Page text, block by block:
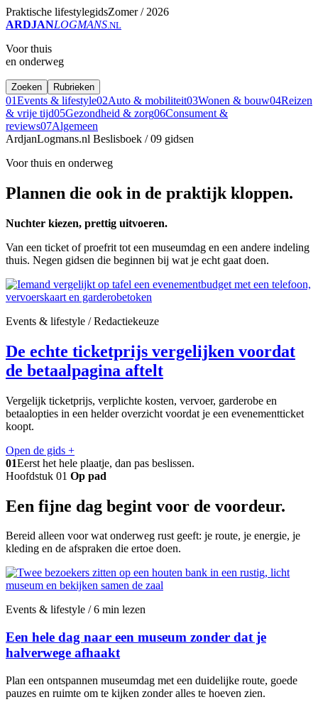
Praktische lifestylegidsZomer / 2026
ARDJANLOGMANS.NL
Voor thuis
en onderweg
Zoeken Rubrieken
01Events & lifestyle02Auto & mobiliteit03Wonen & bouw04Reizen
& vrije tijd05Gezondheid & zorg06Consument &
reviews07Algemeen
ArdjanLogmans.nl Beslisboek / 09 gidsen
Voor thuis en onderweg
Plannen die ook in de praktijk kloppen.
Nuchter kiezen, prettig uitvoeren.
Van een ticket of proefrit tot een museumdag en een andere indeling
thuis. Negen gidsen die beginnen bij wat je echt gaat doen.
Events & lifestyle / Redactiekeuze
De echte ticketprijs vergelijken voordat
de betaalpagina aftelt
Vergelijk ticketprijs, verplichte kosten, vervoer, garderobe en
betaalopties in een helder overzicht voordat je een evenementticket
koopt.
Open de gids +
01Eerst het hele plaatje, dan pas beslissen.
Hoofdstuk 01 Op pad
Een fijne dag begint voor de voordeur.
Bereid alleen voor wat onderweg rust geeft: je route, je energie, je
kleding en de afspraken die ertoe doen.
Events & lifestyle / 6 min lezen
Een hele dag naar een museum zonder dat je
halverwege afhaakt
Plan een ontspannen museumdag met een duidelijke route, goede
pauzes en ruimte om te kijken zonder alles te hoeven zien.